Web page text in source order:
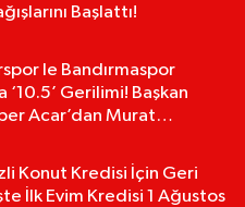
Başlattı!
le Bandırmaspor
‘10.5’ Gerilimi! Başkan
Acar’dan Murat
Konut Kredisi İçin Geri
İlk Evim Kredisi 1 Ağustos